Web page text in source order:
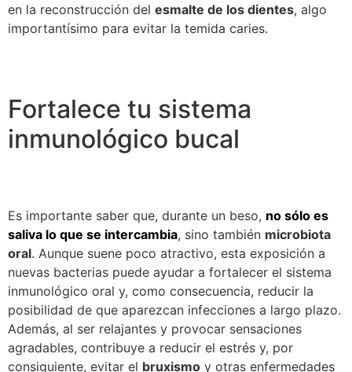
en la reconstrucción del esmalte de los dientes, algo
importantísimo para evitar la temida caries.
Fortalece tu sistema
inmunológico bucal
Es importante saber que, durante un beso, no sólo es
saliva lo que se intercambia, sino también microbiota
oral. Aunque suene poco atractivo, esta exposición a
nuevas bacterias puede ayudar a fortalecer el sistema
inmunológico oral y, como consecuencia, reducir la
posibilidad de que aparezcan infecciones a largo plazo.
Además, al ser relajantes y provocar sensaciones
agradables, contribuye a reducir el estrés y, por
consiguiente, evitar el bruxismo y otras enfermedades